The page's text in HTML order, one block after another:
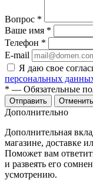
Вопрос *
Ваше имя *
Телефон *
E-mail
Я даю свое
персональных
* — Обязательные
Отменить
Дополнительно
Дополнительная
магазине, доставке
Поможет вам
и развеять его
усмотрению.